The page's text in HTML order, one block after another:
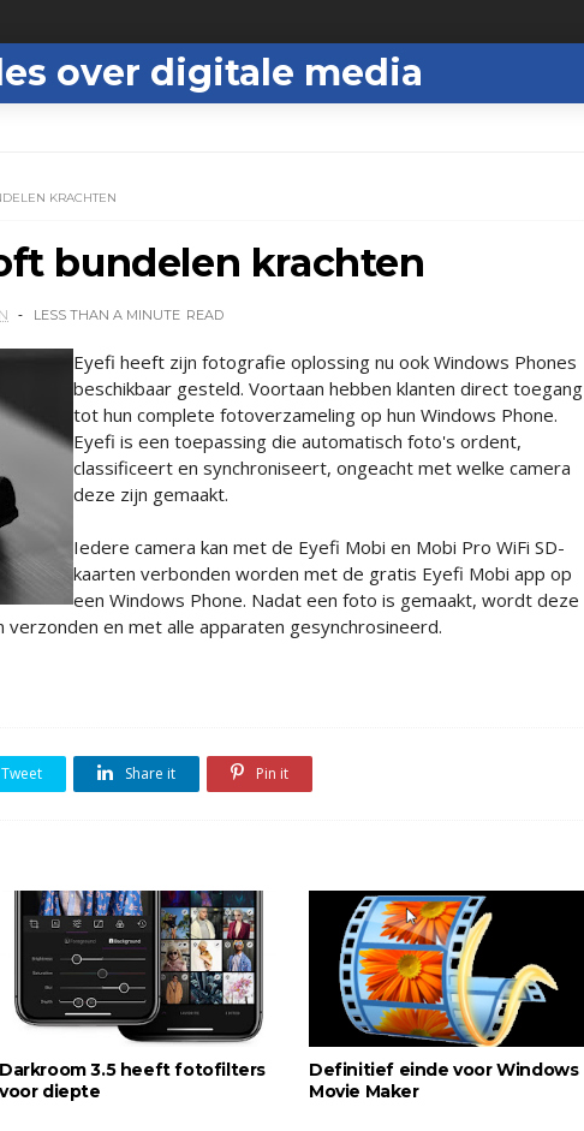
over digitale media
KRACHTEN
bundelen krachten
LESS THAN A MINUTE READ
Eyefi heeft zijn fotografie oplossing nu ook Windows Phones
beschikbaar gesteld. Voortaan hebben klanten direct toegang
tot hun complete fotoverzameling op hun Windows Phone.
Eyefi is een toepassing die automatisch foto's ordent,
classificeert en synchroniseert, ongeacht met welke camera
deze zijn gemaakt.
Iedere camera kan met de Eyefi Mobi en Mobi Pro WiFi SD-
kaarten verbonden worden met de gratis Eyefi Mobi app op
een Windows Phone. Nadat een foto is gemaakt, wordt deze
en met alle apparaten gesynchrosineerd.
Tweet Share it Pin it
Darkroom 3.5 heeft fotofilters
voor diepte
Definitief einde voor Windows
Movie Maker